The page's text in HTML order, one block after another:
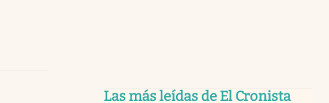
Las más leídas de El Cronista